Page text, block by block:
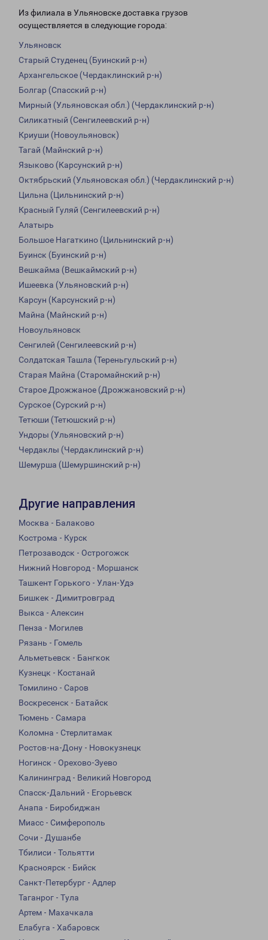
Из филиала в Ульяновске доставка грузов
осуществляется в следующие города:
Ульяновск
Старый Студенец (Буинский р-н)
Архангельское (Чердаклинский р-н)
Болгар (Спасский р-н)
Мирный (Ульяновская обл.) (Чердаклинский р-н)
Силикатный (Сенгилеевский р-н)
Криуши (Новоульяновск)
Тагай (Майнский р-н)
Языково (Карсунский р-н)
Октябрьский (Ульяновская обл.) (Чердаклинский р-н)
Цильна (Цильнинский р-н)
Красный Гуляй (Сенгилеевский р-н)
Алатырь
Большое Нагаткино (Цильнинский р-н)
Буинск (Буинский р-н)
Вешкайма (Вешкаймский р-н)
Ишеевка (Ульяновский р-н)
Карсун (Карсунский р-н)
Майна (Майнский р-н)
Новоульяновск
Сенгилей (Сенгилеевский р-н)
Солдатская Ташла (Тереньгульский р-н)
Старая Майна (Старомайнский р-н)
Старое Дрожжаное (Дрожжановский р-н)
Сурское (Сурский р-н)
Тетюши (Тетюшский р-н)
Ундоры (Ульяновский р-н)
Чердаклы (Чердаклинский р-н)
Шемурша (Шемуршинский р-н)
Другие направления
Москва - Балаково
Кострома - Курск
Петрозаводск - Острогожск
Нижний Новгород - Моршанск
Ташкент Горького - Улан-Удэ
Бишкек - Димитровград
Выкса - Алексин
Пенза - Могилев
Рязань - Гомель
Альметьевск - Бангкок
Кузнецк - Костанай
Томилино - Саров
Воскресенск - Батайск
Тюмень - Самара
Коломна - Стерлитамак
Ростов-на-Дону - Новокузнецк
Ногинск - Орехово-Зуево
Калининград - Великий Новгород
Спасск-Дальний - Егорьевск
Анапа - Биробиджан
Миасс - Симферополь
Сочи - Душанбе
Тбилиси - Тольятти
Красноярск - Бийск
Санкт-Петербург - Адлер
Таганрог - Тула
Артем - Махачкала
Елабуга - Хабаровск